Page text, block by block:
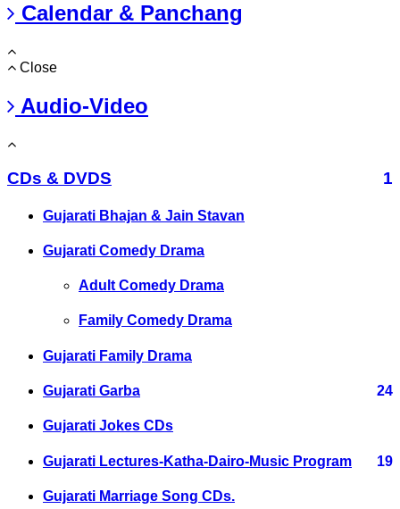
Calendar & Panchang
Close
Audio-Video
CDs & DVDS 1
Gujarati Bhajan & Jain Stavan
Gujarati Comedy Drama
Adult Comedy Drama
Family Comedy Drama
Gujarati Family Drama
Gujarati Garba 24
Gujarati Jokes CDs
Gujarati Lectures-Katha-Dairo-Music Program 19
Gujarati Marriage Song CDs.